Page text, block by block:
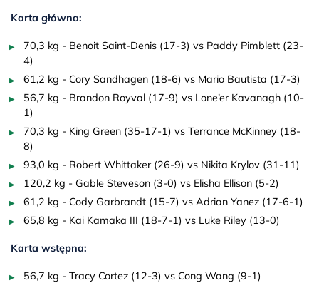
Karta główna:
70,3 kg - Benoit Saint-Denis (17-3) vs Paddy Pimblett (23-
4)
61,2 kg - Cory Sandhagen (18-6) vs Mario Bautista (17-3)
56,7 kg - Brandon Royval (17-9) vs Lone’er Kavanagh (10-
1)
70,3 kg - King Green (35-17-1) vs Terrance McKinney (18-
8)
93,0 kg - Robert Whittaker (26-9) vs Nikita Krylov (31-11)
120,2 kg - Gable Steveson (3-0) vs Elisha Ellison (5-2)
61,2 kg - Cody Garbrandt (15-7) vs Adrian Yanez (17-6-1)
65,8 kg - Kai Kamaka III (18-7-1) vs Luke Riley (13-0)
Karta wstępna:
56,7 kg - Tracy Cortez (12-3) vs Cong Wang (9-1)